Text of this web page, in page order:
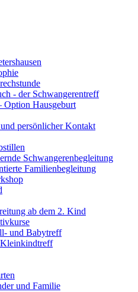
- der Schwangerentreff
Option Hausgeburt
persönlicher Kontakt
Schwangerenbegleitung
Familienbegleitung
ab dem 2. Kind
und Babytreff
und Familie